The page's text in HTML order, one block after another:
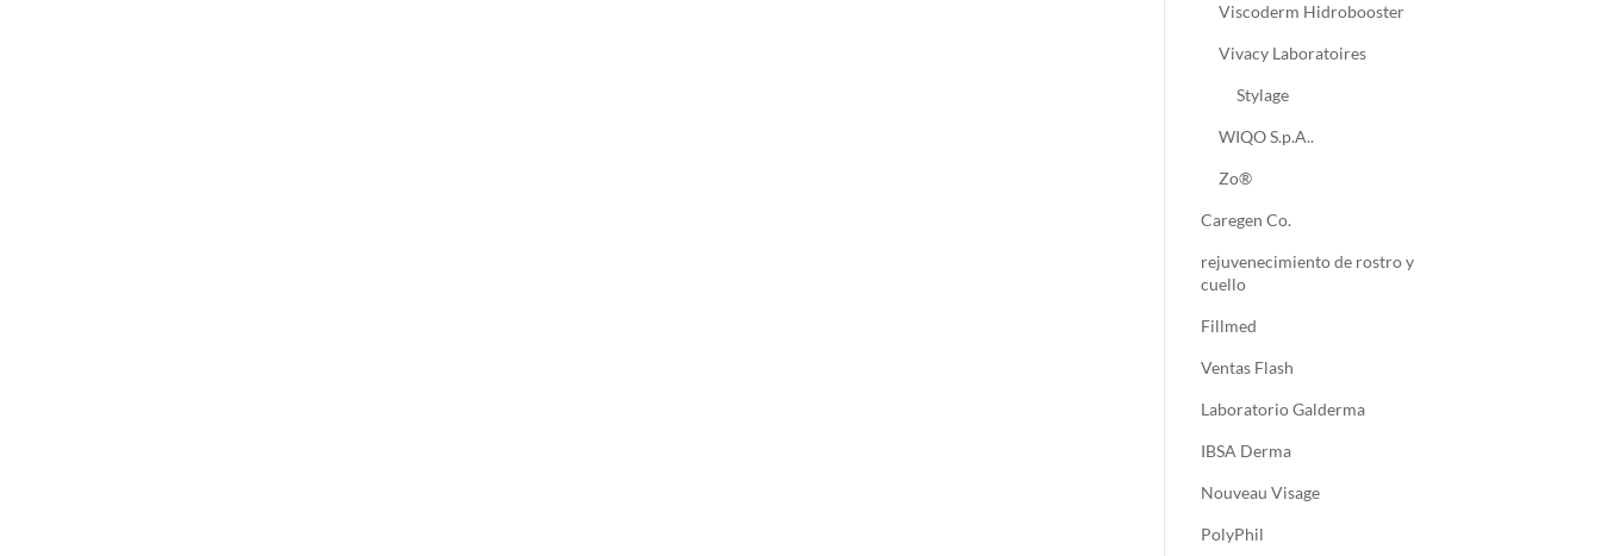
Viscoderm Hidrobooster
Vivacy Laboratoires
Stylage
WIQO S.p.A..
Zo®
Caregen Co.
rejuvenecimiento de rostro y
cuello
Fillmed
Ventas Flash
Laboratorio Galderma
IBSA Derma
Nouveau Visage
PolyPhil